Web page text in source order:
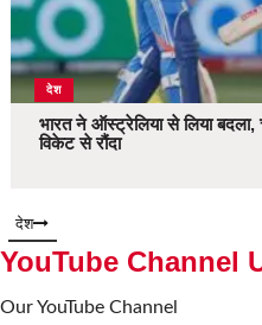
देश
भारत ने ऑस्ट्रेलिया से लिया
विकेट से रौंदा
देश
YouTube Channel
Our YouTube Channel